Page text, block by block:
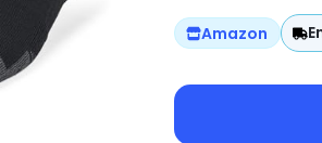
Amazon